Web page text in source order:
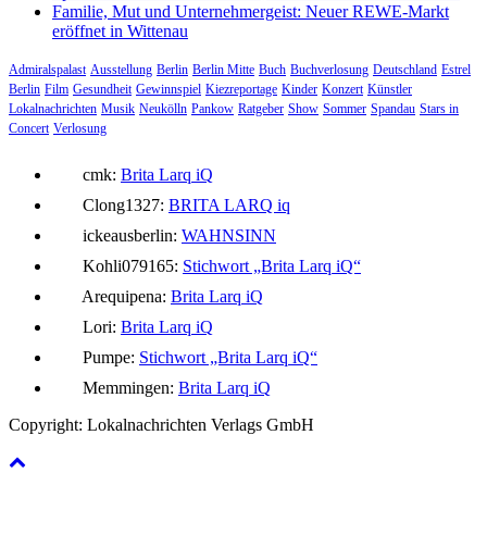
Familie, Mut und Unternehmergeist: Neuer REWE-Markt
eröffnet in Wittenau
Admiralspalast Ausstellung Berlin Berlin Mitte Buch Buchverlosung Deutschland Estrel
Berlin Film Gesundheit Gewinnspiel Kiezreportage Kinder Konzert Künstler
Lokalnachrichten Musik Neukölln Pankow Ratgeber Show Sommer Spandau Stars in
Concert Verlosung
cmk: Brita Larq iQ
Clong1327: BRITA LARQ iq
ickeausberlin: WAHNSINN
Kohli079165: Stichwort „Brita Larq iQ“
Arequipena: Brita Larq iQ
Lori: Brita Larq iQ
Pumpe: Stichwort „Brita Larq iQ“
Memmingen: Brita Larq iQ
Copyright: Lokalnachrichten Verlags GmbH